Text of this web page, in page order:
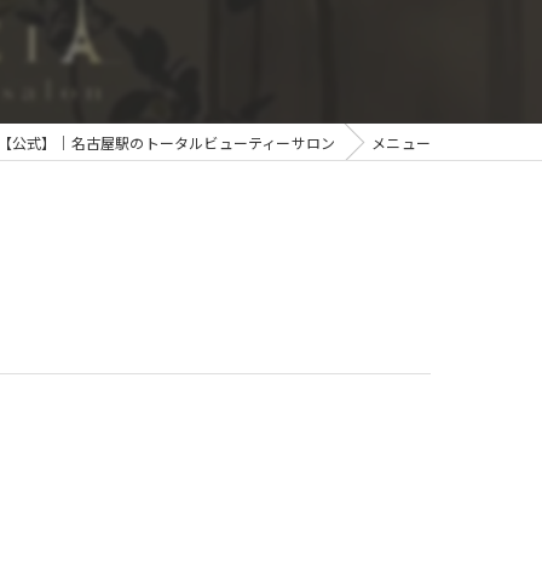
公式】｜名古屋駅のトータルビューティーサロン メニュー